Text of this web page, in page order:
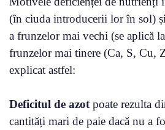
(în ciuda introducerii lor în sol)
a frunzelor mai vechi (se aplică
frunzelor mai tinere (Ca, S, Cu,
explicat astfel:
Deficitul de azot poate rezulta
cantități mari de paie dacă nu a